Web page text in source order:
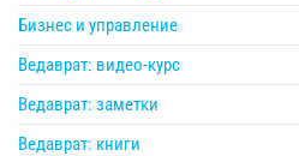
Бизнес и управление
Ведаврат: видео-курс
Ведаврат: заметки
Ведаврат: книги